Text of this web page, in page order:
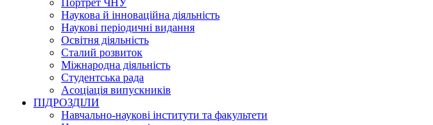
Портрет ЧНУ
Наукова й інноваційна діяльність
Наукові періодичні видання
Освітня діяльність
Сталий розвиток
Міжнародна діяльність
Студентська рада
Асоціація випускників
ПІДРОЗДІЛИ
Навчально-наукові інститути та факультети